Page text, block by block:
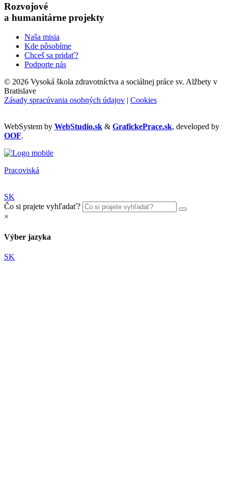
Rozvojové
a humanitárne projekty
Naša misia
Kde pôsobíme
Chceš sa pridať?
Podporte nás
© 2026 Vysoká škola zdravotníctva a sociálnej práce sv. Alžbety v
Bratislave
Zásady spracúvania osobných údajov
Cookies
WebSystem by WebStudio.sk & GrafickePrace.sk, developed by
OOF.
Pracoviská
SK
Čo si prajete vyhľadať?
×
Výber jazyka
SK